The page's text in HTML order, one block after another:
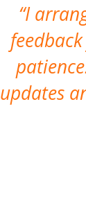
I
updates